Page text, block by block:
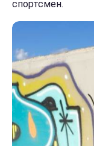
спортсмен.